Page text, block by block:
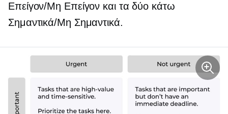
Επείγον/Μη Επείγον και τα δύο κάτω
Σημαντικά/Μη Σημαντικά.